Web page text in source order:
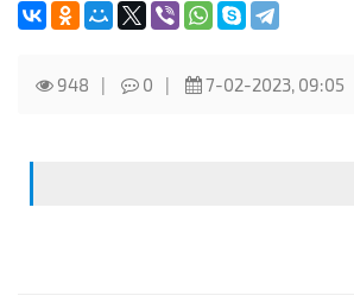
948 0 7-02-2023, 09:05